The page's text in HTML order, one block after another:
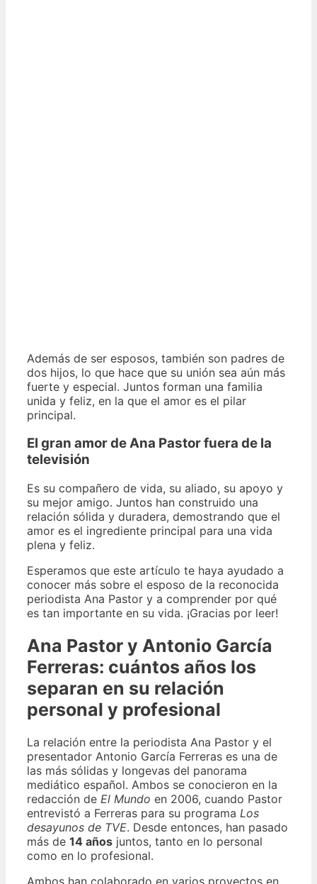
Además de ser esposos, también son padres de
dos hijos, lo que hace que su unión sea aún más
fuerte y especial. Juntos forman una familia
unida y feliz, en la que el amor es el pilar
principal.
El gran amor de Ana Pastorfuera de la
televisión
Es su compañero de vida, su aliado, su apoyo y
su mejor amigo. Juntos han construido una
relación sólida y duradera, demostrando que el
amor es el ingrediente principal para una vida
plena y feliz.
Esperamos que este artículo te haya ayudado a
conocer más sobre el esposo de la reconocida
periodista Ana Pastor y a comprender por qué
es tan importante en su vida. ¡Gracias por leer!
Ana Pastor y Antonio García
Ferreras: cuántos años los
separan en su relación
personal y profesional
La relación entre la periodista Ana Pastor y el
presentador Antonio García Ferreras es una de
las más sólidas y longevas del panorama
mediático español. Ambos se conocieron en la
redacción de El Mundo en 2006, cuando Pastor
entrevistó a Ferreras para su programa Los
desayunos de TVE. Desde entonces, han pasado
más de 14 años juntos, tanto en lo personal
como en lo profesional.
Ambos han colaborado en varios proyectos en